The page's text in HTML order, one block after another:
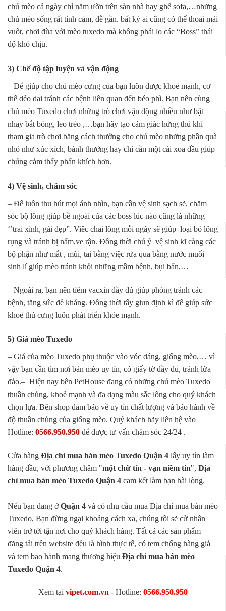
chú mèo cả ngày chỉ nằm ườn trên sàn nhà hay ghế sofa,…những
chú mèo sống rất tình cảm, dễ gần. bất kỳ ai cũng có thể thoải mái
vuốt, chơi đùa với mèo tuxedo mà không phải lo các “Boss” thái
độ khó chịu.
3) Chế độ tập luyện và vận động
– Để giúp cho chú mèo cưng của bạn luôn được khoẻ mạnh, cơ
thể dẻo dai tránh các bệnh liên quan đến béo phì. Bạn nên cùng
chú mèo Tuxedo chơi những trò chơi vận động nhiều như bật
nhảy bắt bóng, leo trèo ,…bạn hãy tạo cảm giác hứng thú khi
tham gia trò chơi bằng cách thưởng cho chú mèo những phần quà
nhỏ như xúc xích, bánh thưởng hay chỉ cần một cái xoa đầu giúp
chúng cảm thấy phấn khích hơn.
4) Vệ sinh, chăm sóc
– Để luôn thu hút mọi ánh nhìn, bạn cần vệ sinh sạch sẽ, chăm
sóc bộ lông giúp bề ngoài của các boss lúc nào cũng là những
‘’trai xinh, gái đẹp”. Viêc chải lông mỗi ngày sẽ giúp loại bỏ lông
rụng và tránh bị nấm,ve rận. Đồng thời chú ý vệ sinh kĩ càng các
bộ phận như mắt , mũi, tai bằng việc rửa qua bằng nước muối
sinh lí giúp mèo tránh khỏi những mầm bệnh, bụi bẩn,…
– Ngoài ra, bạn nên tiêm vacxin đầy đủ giúp phòng tránh các
bệnh, tăng sức đề kháng. Đồng thời tẩy giun định kì để giúp sức
khoẻ thú cưng luôn phát triển khỏe mạnh.
5) Giá mèo Tuxedo
– Giá của mèo Tuxedo phụ thuộc vào vóc dáng, giống mèo,… vì
vậy bạn cần tìm nơi bán mèo uy tín, có giấy tờ đầy đủ, tránh lừa
đảo.– Hiện nay bên PetHouse đang có những chú mèo Tuxedo
thuần chủng, khoẻ mạnh và đa dạng màu sắc lông cho quý khách
chọn lựa. Bên shop đảm bảo về uy tín chất lượng và bảo hành về
độ thuần chủng của giống mèo. Quý khách hãy liên hệ vào
Hotline: 0566.950.950 để được tư vấn chăm sóc 24/24 .
Cửa hàng Địa chỉ mua bán mèo Tuxedo Quận 4 lấy uy tín làm
hàng đầu, với phương châm "một chữ tín - vạn niềm tin", Địa
chỉ mua bán mèo Tuxedo Quận 4 cam kết làm bạn hài lòng.
Nếu bạn đang ởQuận 4 và có nhu cầu mua Địa chỉ mua bán mèo
Tuxedo, Bạn đừng ngại khoảng cách xa, chúng tôi sẽ cử nhân
viên trở tới tận nơi cho quý khách hàng. Tất cả các sản phẩm
đăng tải trên website đều là hình thực tế, có tem chống hàng giả
và tem bảo hành mang thương hiệu Địa chỉ mua bán mèo
Tuxedo Quận 4.
Xem tại vipet.com.vn - Hotline: 0566.950.950